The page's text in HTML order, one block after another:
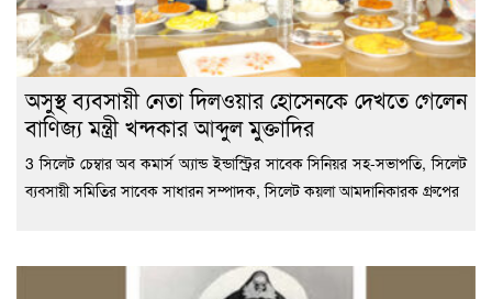
অসুস্থ ব্যবসায়ী নেতা দিলওয়ার হোসেনকে দেখতে গেলেন
বাণিজ্য মন্ত্রী খন্দকার আব্দুল মুক্তাদির
3 সিলেট চেম্বার অব কমার্স অ্যান্ড ইন্ডাস্ট্রির সাবেক সিনিয়র সহ-সভাপতি, সিলেট
ব্যবসায়ী সমিতির সাবেক সাধারন সম্পাদক, সিলেট কয়লা আমদানিকারক গ্রুপের